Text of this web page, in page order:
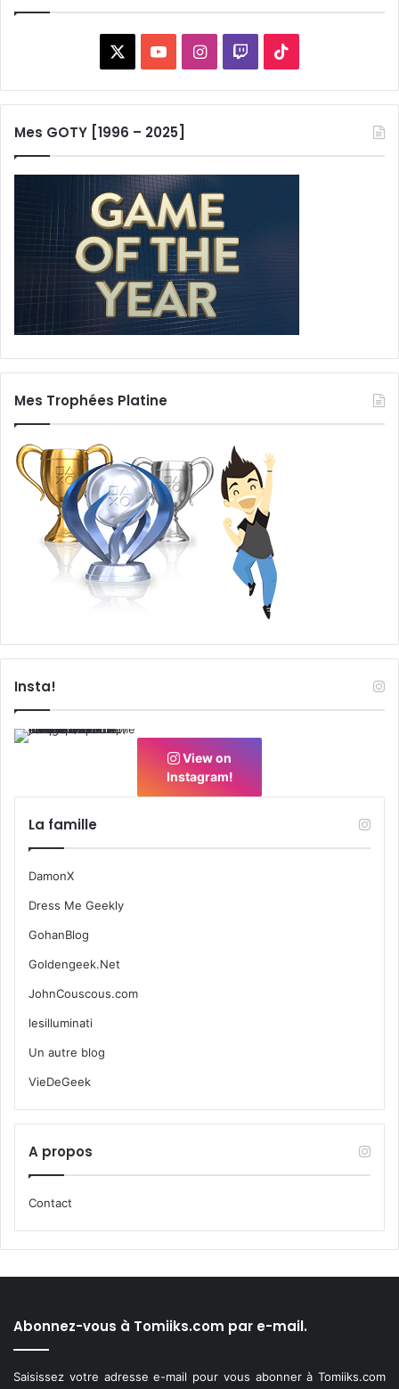
YouTubeInstagram
Twitch
Mes GOTY [1996 – 2025]
Mes Trophées Platine
Insta!
View on
Instagram!
La famille
DamonX
Dress Me Geekly
GohanBlog
Goldengeek.Net
JohnCouscous.com
lesilluminati
Un autre blog
VieDeGeek
A propos
Contact
Abonnez-vous à Tomiiks.com par e-mail.
Saisissez votre adresse e-mail pour vous abonner à Tomiiks.com